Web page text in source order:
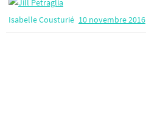
Isabelle Cousturié 10 novembre 2016